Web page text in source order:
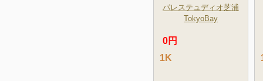
パレステュディオ芝浦
TokyoBay
0円
1K